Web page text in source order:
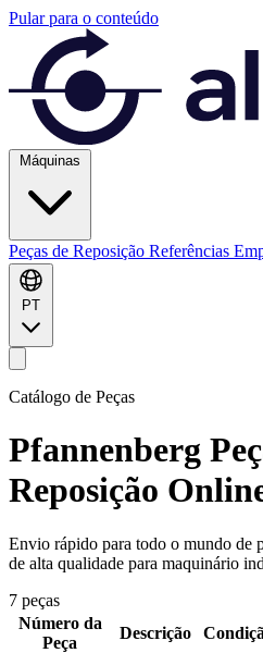
Pular para o conteúdo
Máquinas
Peças de Reposição Referências
PT
Catálogo de Peças
Pfannenberg
Reposição
Envio rápido para todo o mundo de
de alta qualidade para maquinário
7 peças
Número da
Peça
Descrição